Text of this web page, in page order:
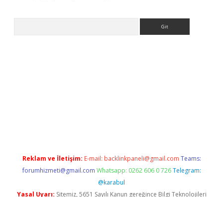
Reklam ve İletişim: E-mail: backlinkpaneli@gmail.com Teams:
forumhizmeti@gmail.com Whatsapp: 0262 606 0 726 Telegram:
@karabul
Yasal Uyarı: Sitemiz, 5651 Sayılı Kanun gereğince Bilgi Teknolojileri